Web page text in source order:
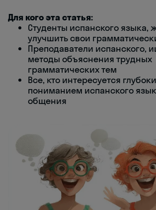
Для кого эта статья:
Студенты испанского
улучшить свои
Преподаватели испанского,
методы объяснения трудных
грамматических тем
Все, кто интересуется
пониманием испанского
общения